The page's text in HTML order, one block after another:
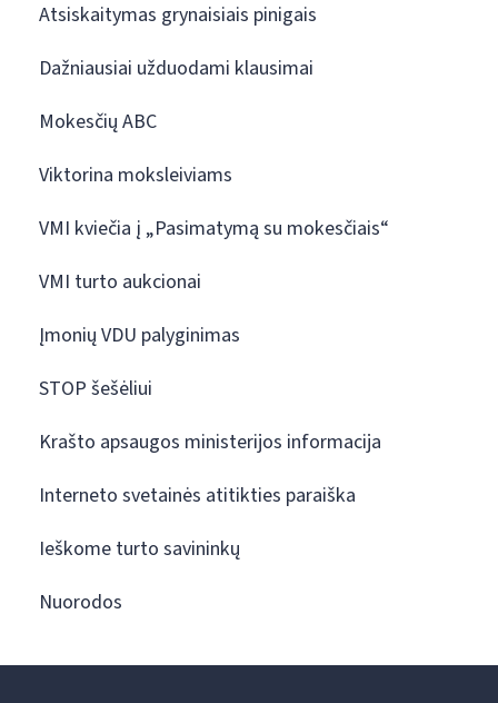
Atsiskaitymas grynaisiais pinigais
Dažniausiai užduodami klausimai
Mokesčių ABC
Viktorina moksleiviams
VMI kviečia į „Pasimatymą su mokesčiais“
VMI turto aukcionai
Įmonių VDU palyginimas
STOP šešėliui
Krašto apsaugos ministerijos informacija
Interneto svetainės atitikties paraiška
Ieškome turto savininkų
Nuorodos